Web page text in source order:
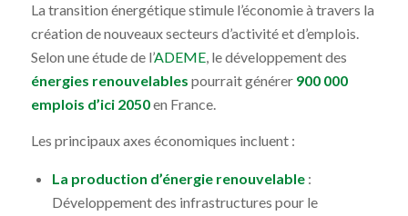
La transition énergétique stimule l’économie à travers la
création de nouveaux secteurs d’activité et d’emplois.
Selon une étude de l’ADEME, le développement des
énergies renouvelables pourrait générer 900 000
emplois d’ici 2050en France.
Les principaux axes économiques incluent :
La production d’énergie renouvelable:
Développement des infrastructures pour le